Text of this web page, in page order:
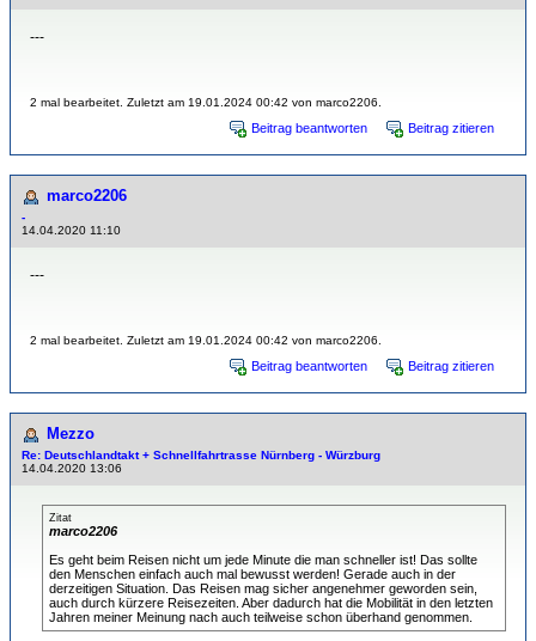
---
2 mal bearbeitet. Zuletzt am 19.01.2024 00:42 von marco2206.
Beitrag beantworten Beitrag zitieren
marco2206
-
14.04.2020 11:10
---
2 mal bearbeitet. Zuletzt am 19.01.2024 00:42 von marco2206.
Beitrag beantworten Beitrag zitieren
Mezzo
Re: Deutschlandtakt + Schnellfahrtrasse Nürnberg - Würzburg
14.04.2020 13:06
Zitat
marco2206
Es geht beim Reisen nicht um jede Minute die man schneller ist! Das sollte
den Menschen einfach auch mal bewusst werden! Gerade auch in der
derzeitigen Situation. Das Reisen mag sicher angenehmer geworden sein,
auch durch kürzere Reisezeiten. Aber dadurch hat die Mobilität in den letzten
Jahren meiner Meinung nach auch teilweise schon überhand genommen.